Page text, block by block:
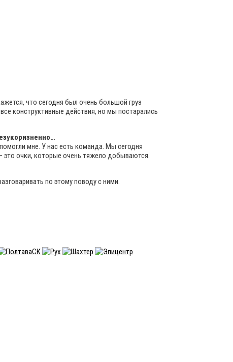
что сегодня был очень большой груз
конструктивные действия, но мы постарались
мне. У нас есть команда. Мы сегодня
это очки, которые очень тяжело добываются.
по этому поводу с ними.